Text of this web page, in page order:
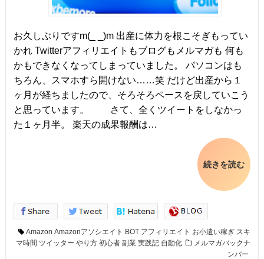
お久しぶりですm(_ _)m 出産に体力を根こそぎもってい
かれ Twitterアフィリエイトもブログもメルマガも 何も
かもできなくなってしまっていました。 パソコンはも
ちろん、スマホすら開けない……笑 だけど出産から１
ヶ月が経ちましたので、そろそろペースを戻していこう
と思っています。 さて、全くツイートをしなかっ
た１ヶ月半。 楽天の成果報酬は…
続きを読む
Amazon Amazonアソシエイト BOT アフィリエイト お小遣い稼ぎ スキ
マ時間 ツイッター やり方 初心者 副業 実践記 自動化
メルマガバックナ
ンバー